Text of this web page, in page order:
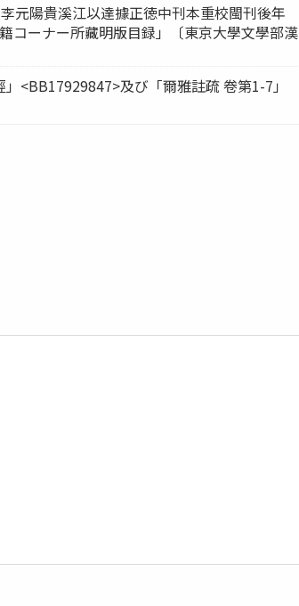
元陽貴溪江以達據正徳中刊本重校閩刊後年
コーナー所藏明版目録」〔東京大學文學部漢
<BB17929847>及び「爾雅註疏 卷第1-7」